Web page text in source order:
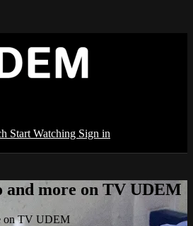
Start Watching Sign in
and more on TV UDEM
on TV UDEM